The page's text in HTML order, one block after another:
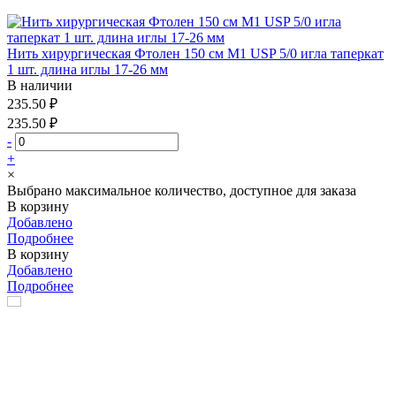
Нить хирургическая Фтолен 150 см М1 USP 5/0 игла таперкат
1 шт. длина иглы 17-26 мм
В наличии
235.50 ₽
235.50 ₽
-
+
×
Выбрано максимальное количество, доступное для заказа
В корзину
Добавлено
Подробнее
В корзину
Добавлено
Подробнее